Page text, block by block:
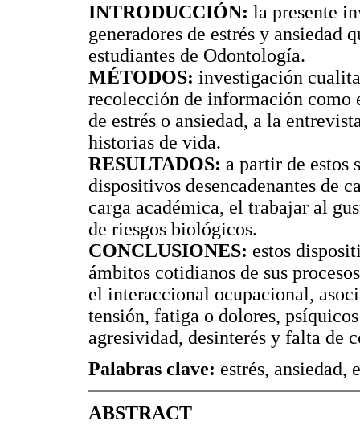
INTRODUCCIÓN: la presente
generadores de estrés y ansiedad
estudiantes de Odontología.
MÉTODOS: investigación
recolección de información como
de estrés o ansiedad, a la
historias de vida.
RESULTADOS: a partir de estos
dispositivos desencadenantes de
carga académica, el trabajar al
de riesgos biológicos.
CONCLUSIONES: estos
ámbitos cotidianos de sus
el interaccional ocupacional,
tensión, fatiga o dolores,
agresividad, desinterés y falta de
Palabras clave: estrés, ansiedad,
ABSTRACT